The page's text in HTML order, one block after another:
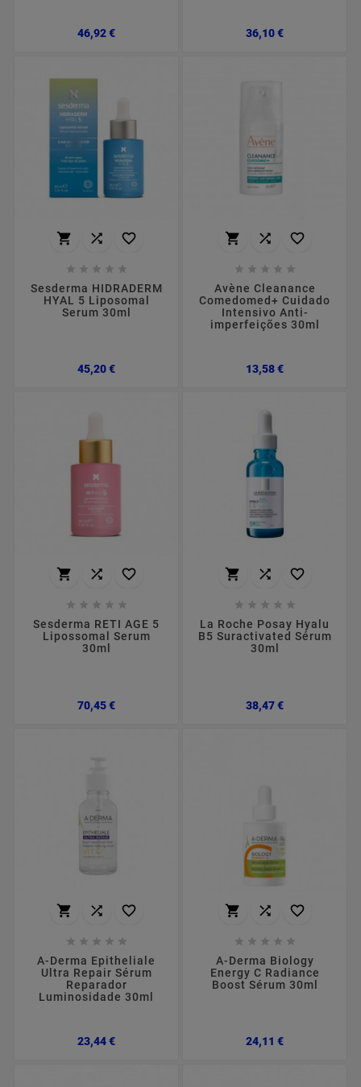
46,92 €Preço 36,10 €Preço
  
    
Sesderma HIDRADERM
HYAL 5 Liposomal
Serum 30ml
45,20 €Preço
  
    
Avène Cleanance
Comedomed+ Cuidado
Intensivo Anti-
imperfeições 30ml
13,58 €Preço
  
    
Sesderma RETI AGE 5
Lipossomal Serum
30ml
70,45 €Preço
  
    
La Roche Posay Hyalu
B5 Suractivated Sérum
30ml
38,47 €Preço
  
    
A-Derma Epitheliale
Ultra Repair Sérum
Reparador
Luminosidade 30ml
23,44 €Preço
  
    
A-Derma Biology
Energy C Radiance
Boost Sérum 30ml
24,11 €Preço